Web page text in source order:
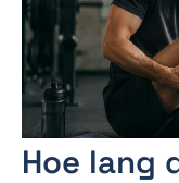
Hoe lang